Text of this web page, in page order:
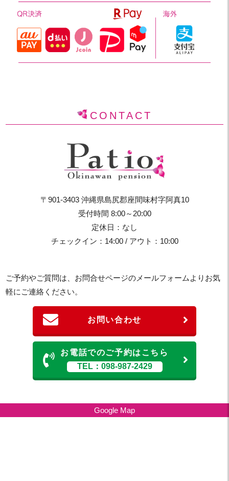
CONTACT
〒901-3403 沖縄県島尻郡座間味村字阿真10
受付時間 8:00～20:00
定休日：なし
チェックイン：14:00 / アウト：10:00
ご予約やご質問は、お問合せページのメールフォームよりお気
軽にご連絡ください。
お問い合わせ
お電話でのご予約はこちら
TEL：098-987-2429
Google Map